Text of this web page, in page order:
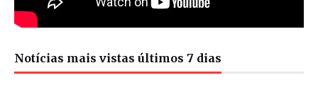
Notícias mais vistas últimos 7 dias